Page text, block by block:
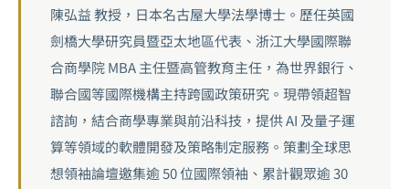
陳弘益 教授，日本名古屋大學法學博士。歷任英國
劍橋大學研究員暨亞太地區代表、浙江大學國際聯
合商學院 MBA 主任暨高管教育主任，為世界銀行、
聯合國等國際機構主持跨國政策研究。現帶領超智
諮詢，結合商學專業與前沿科技，提供 AI 及量子運
算等領域的軟體開發及策略制定服務。策劃全球思
想領袖論壇邀集逾 50 位國際領袖、累計觀眾逾 30